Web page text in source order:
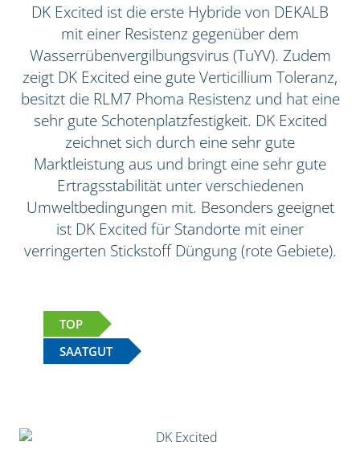
DK Excited ist die erste Hybride von DEKALB
mit einer Resistenz gegenüber dem
Wasserrübenvergilbungsvirus (TuYV). Zudem
zeigt DK Excited eine gute Verticillium Toleranz,
besitzt die RLM7 Phoma Resistenz und hat eine
sehr gute Schotenplatzfestigkeit. DK Excited
zeichnet sich durch eine sehr gute
Marktleistung aus und bringt eine sehr gute
Ertragsstabilität unter verschiedenen
Umweltbedingungen mit. Besonders geeignet
ist DK Excited für Standorte mit einer
verringerten Stickstoff Düngung (rote Gebiete).
TOP
SAATGUT